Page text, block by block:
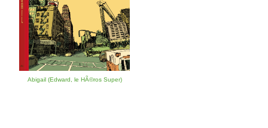
Abigail (Edward, le HÃ©ros Super)